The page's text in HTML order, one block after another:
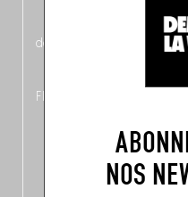
NOS
néerlandais côté face –
découvrez
une partie mag
Flandre, à Bruxelles et en